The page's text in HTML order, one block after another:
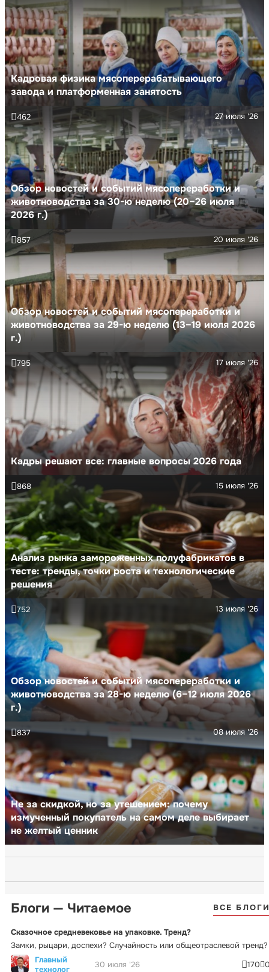
Кадровая физика мясоперерабатывающего
завода и платформенная занятость
Обзор новостей и событий мясопереработки и
животноводства за 30-ю неделю (20–26 июля
2026 г.)
27 июля '26
462
Обзор новостей и событий мясопереработки и
животноводства за 29-ю неделю (13–19 июля 2026
г.)
20 июля '26
857
Кадры решают все: главные вопросы 2026 года
17 июля '26
795
Анализ рынка замороженных полуфабрикатов в
тесте: тренды, точки роста и технологические
решения
15 июля '26
868
Обзор новостей и событий мясопереработки и
животноводства за 28-ю неделю (6–12 июля 2026
г.)
13 июля '26
752
Не за скидкой, но за утешением: почему
измученный покупатель на самом деле выбирает
не желтый ценник
08 июля '26
837
Блоги — Читаемое ВСЕ
Сказочное средневековье на упаковке. Тренд?
Замки, рыцари, доспехи? Случайность или общеотраслевой тренд?
Главный
технолог
30 июля '26 170